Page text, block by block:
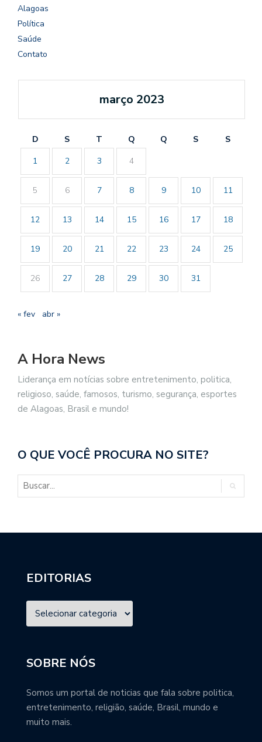
Alagoas
Política
Saúde
Contato
março 2023
D S T Q Q S
S
1
2 3 4
5 6 7 8 9 10 11
12 13 14 15 16 17 18
19 20 21 22 23 24 25
26 27 28 29 30 31
« fev abr »
A Hora News
Liderança em notícias sobre entretenimento, politica,
religioso, saúde, famosos, turismo, segurança, esportes
de Alagoas, Brasil e mundo!
O QUE VOCÊ PROCURA NO SITE?
EDITORIAS
SOBRE NÓS
Somos um portal de noticias que fala sobre politica,
entretenimento, religião, saúde, Brasil, mundo e
muito mais.